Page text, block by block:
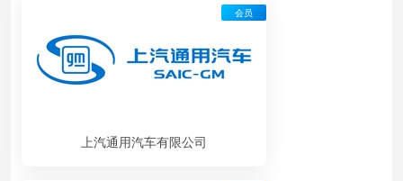
上汽通用汽车有限公司
会员